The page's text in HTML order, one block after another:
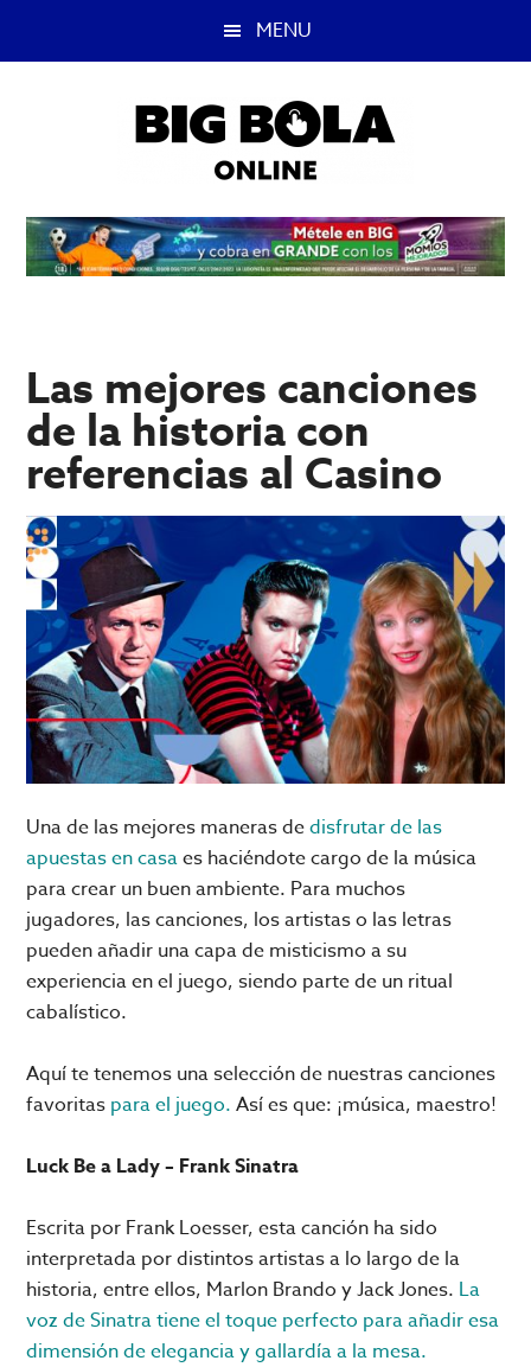
MENU
Big
Bola
mejor
del
deportivas.
Las mejores canciones
de la historia con
referencias al Casino
Una de las mejores maneras dedisfrutar de las
apuestas en casaes haciéndote cargo de la música
para crear un buen ambiente. Para muchos
jugadores, las canciones, los artistas o las letras
pueden añadir una capa de misticismo a su
experiencia en el juego, siendo parte de un ritual
cabalístico.
Aquí te tenemos una selección de nuestras canciones
favoritas para el juego. Así es que: ¡música, maestro!
Luck Be a Lady – Frank Sinatra
Escrita por Frank Loesser, esta canción ha sido
interpretada por distintos artistas a lo largo de la
historia, entre ellos, Marlon Brando y Jack Jones. La
voz de Sinatra tiene el toque perfecto para añadir esa
dimensión de elegancia y gallardía a la mesa.